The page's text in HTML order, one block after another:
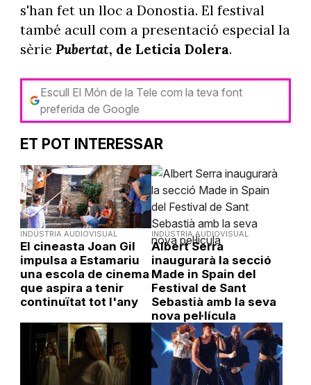
s'han fet un lloc a Donostia. El festival
també acull com a presentació especial la
sèrie Pubertat, de Leticia Dolera.
Escull El Món de la Tele com la teva font
preferida de Google
ET POT INTERESSAR
INDÚSTRIA AUDIOVISUAL
El cineasta Joan Gil
impulsa a Estamariu
una escola de cinema
que aspira a tenir
continuïtat tot l'any
INDÚSTRIA AUDIOVISUAL
Albert Serra
inaugurarà la secció
Made in Spain del
Festival de Sant
Sebastià amb la seva
nova pel·lícula